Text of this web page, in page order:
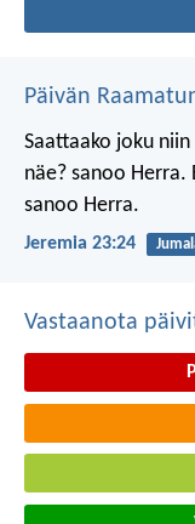
Päivän
Saattaako joku
näe? sanoo Herra.
sanoo Herra.
Jeremia 23:24
Vastaanota